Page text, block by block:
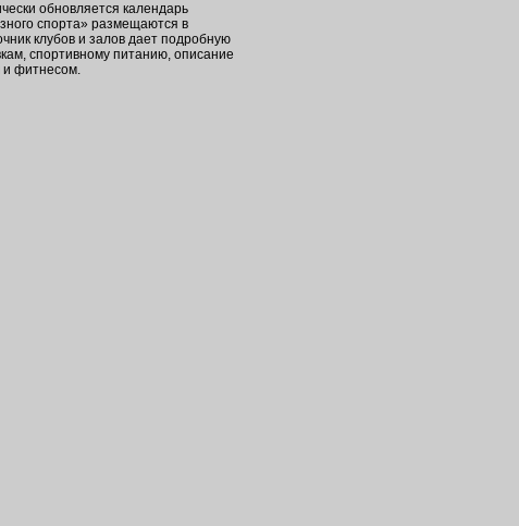
обновляется календарь
спорта» размещаются в
клубов и залов дает подробную
спортивному питанию, описание
и фитнесом.